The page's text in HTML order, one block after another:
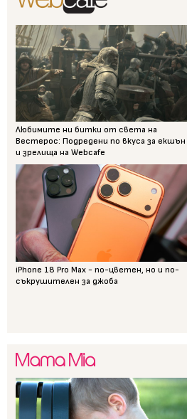
Любимите ни битки от света на
Вестерос: Подредени по вкуса за екшън
и зрелища на Webcafe
iPhone 18 Pro Max - по-цветен, но и по-
съкрушителен за джоба